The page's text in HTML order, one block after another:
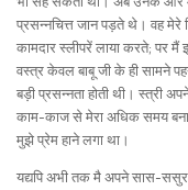
प्रसन्नचित्त जान पड़ते थे। वह
कामदार स्लीपरें लाया करते; पर
वस्त्र केवल बाबू जी के ही सामने
बड़ी प्रसन्नता होती थी। स्त्री
काम-काज से मेरा अधिक समय
मुझे प्रेम हाने लगा था।
यद्यपि अभी तक मै अपने सास-